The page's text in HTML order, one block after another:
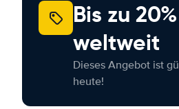
Bis zu
weltweit
Dieses Angebot ist
heute!